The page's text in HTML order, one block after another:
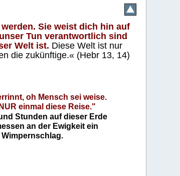
Sie weist dich hin auf
Tun verantwortlich sind
Welt ist. Diese Welt ist nur
die zukünftige.« (Hebr 13, 14)
oh Mensch sei weise.
einmal diese Reise."
Stunden auf dieser Erde
an der Ewigkeit ein
Wimpernschlag.